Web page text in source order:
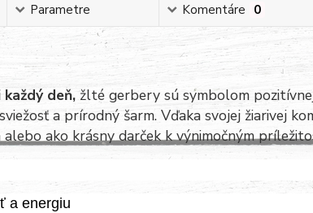
Parametre Komentáre 0
deň, žlté gerbery sú symbolom
a prírodný šarm. Vďaka svojej žiarivej
ako krásny darček k výnimočným
a energiu